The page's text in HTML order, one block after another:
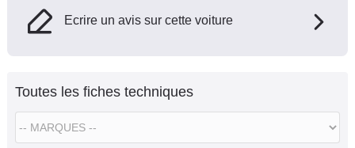
Ecrire un avis sur cette voiture
Toutes les fiches techniques